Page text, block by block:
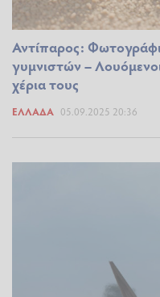
Αντίπαρος:
γυμνιστών –
χέρια τους
ΕΛΛΆΔΑ 05.09.2025 20:36